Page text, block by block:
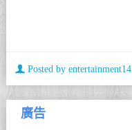
Posted by entertainment14
廣告